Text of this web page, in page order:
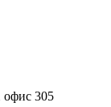
2, офис 305